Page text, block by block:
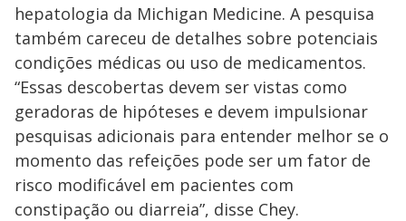
hepatologia da Michigan Medicine. A pesquisa
também careceu de detalhes sobre potenciais
condições médicas ou uso de medicamentos.
“Essas descobertas devem ser vistas como
geradoras de hipóteses e devem impulsionar
pesquisas adicionais para entender melhor se o
momento das refeições pode ser um fator de
risco modificável em pacientes com
constipação ou diarreia”, disse Chey.